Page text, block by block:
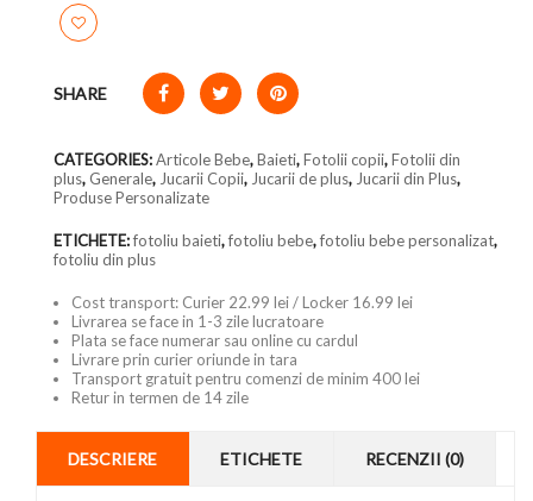
SHARE
CATEGORIES:Articole Bebe,Baieti,Fotolii copii,Fotolii din
plus, Generale, Jucarii Copii, Jucarii de plus, Jucarii din Plus,
Produse Personalizate
ETICHETE:fotoliu baieti,fotoliu bebe,fotoliu bebe personalizat,
fotoliu din plus
Cost transport: Curier 22.99 lei / Locker 16.99 lei
Livrarea se face in 1-3 zile lucratoare
Plata se face numerar sau online cu cardul
Livrare prin curier oriunde in tara
Transport gratuit pentru comenzi de minim 400 lei
Retur in termen de 14 zile
DESCRIERE ETICHETE RECENZII (0)